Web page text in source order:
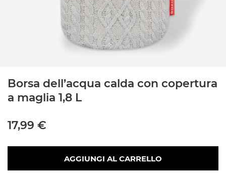
Borsa dell’acqua calda con copertura
a maglia 1,8 L
17,99 €
AGGIUNGI AL CARRELLO